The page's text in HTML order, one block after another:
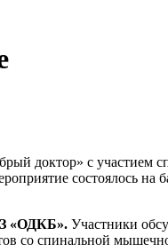
доктор» с
состоялось на
«ОДКБ». Участники
со спинальной